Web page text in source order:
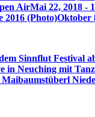
AirMai 22, 2018 -
2016 (Photo)Oktober
Sinnflut Festival
in Neuching mit